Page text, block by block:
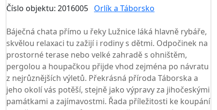
Číslo objektu: 2016005 Orlík a Táborsko
Báječná chata přímo u řeky Lužnice láká hlavně rybáře,
skvělou relaxaci tu zažijí i rodiny s dětmi. Odpočinek na
prostorné terase nebo velké zahradě s ohništěm,
pergolou a houpačkou přijde vhod zejména po návratu
z nejrůznějších výletů. Překrásná příroda Táborska a
jeho okolí vás potěší, stejně jako výpravy za jihočeskými
památkami a zajímavostmi. Řada příležitosti ke koupání